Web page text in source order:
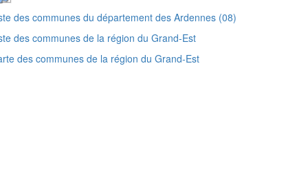
des communes du département des Ardennes (08)
des communes de la région du Grand-Est
des communes de la région du Grand-Est